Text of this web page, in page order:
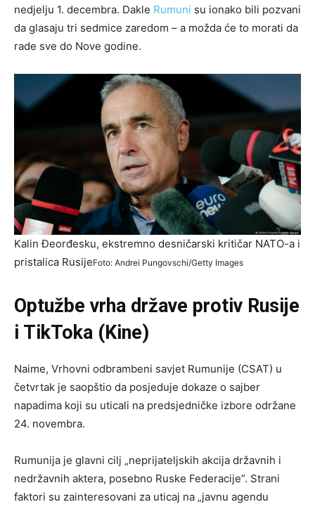
nedjelju 1. decembra. Dakle Rumuni su ionako bili pozvani
da glasaju tri sedmice zaredom – a možda će to morati da
rade sve do Nove godine.
Kalin Đeorđesku, ekstremno desničarski kritičar NATO-a i
pristalica RusijeFoto: Andrei Pungovschi/Getty Images
Optužbe vrha države protiv Rusije
i TikToka (Kine)
Naime, Vrhovni odbrambeni savjet Rumunije (CSAT) u
četvrtak je saopštio da posjeduje dokaze o sajber
napadima koji su uticali na predsjedničke izbore održane
24. novembra.
Rumunija je glavni cilj „neprijateljskih akcija državnih i
nedržavnih aktera, posebno Ruske Federacije”. Strani
faktori su zainteresovani za uticaj na „javnu agendu